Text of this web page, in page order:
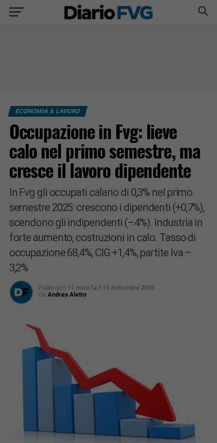
ECONOMIA & LAVORO
Occupazione in Fvg: lieve
calo nel primo semestre, ma
cresce il lavoro dipendente
In Fvg gli occupati calano di 0,3% nel primo
semestre 2025: crescono i dipendenti (+0,7%),
scendono gli indipendenti (–4%). Industria in
forte aumento, costruzioni in calo. Tasso di
occupazione 68,4%, CIG +1,4%, partite Iva –
3,2%
Pubblicato 11 mesi fa il 15 Settembre 2025
Da Andrea Aletto